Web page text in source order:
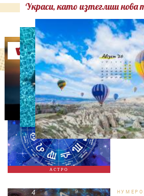
Украси, като изтеглиш нова
Оферти
АСТРО